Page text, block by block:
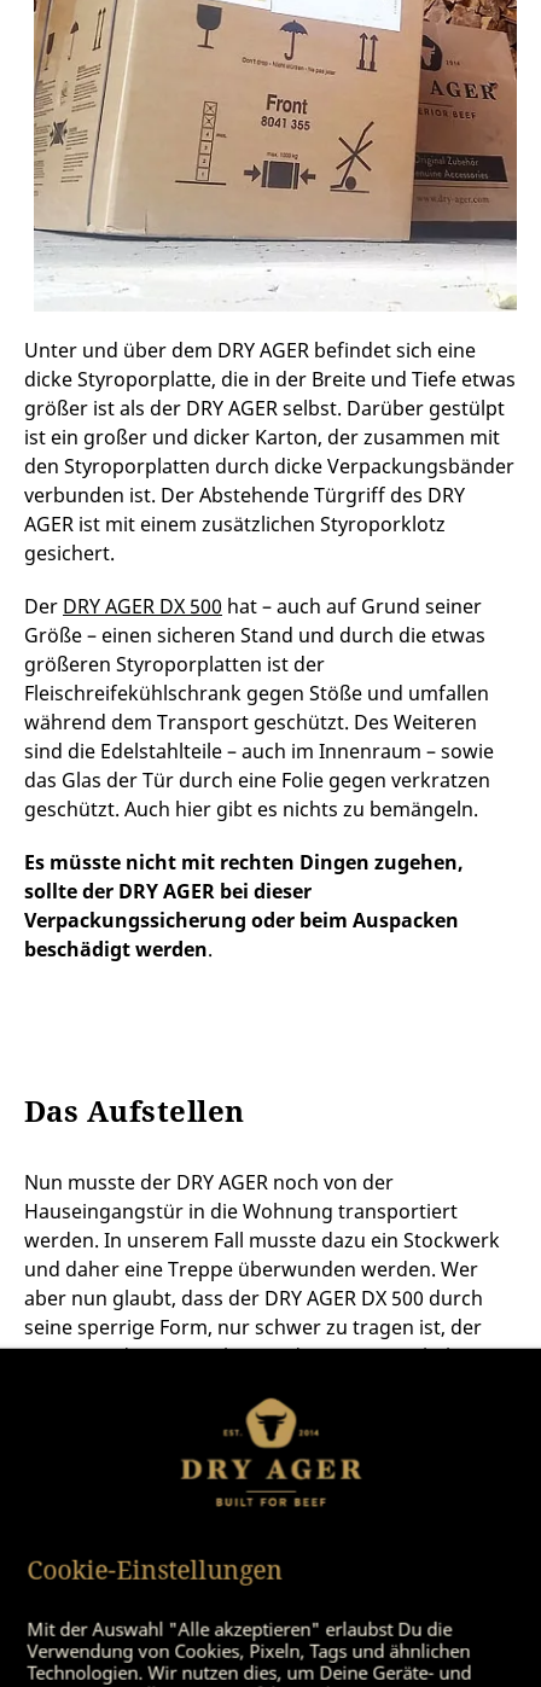
Unter und über dem DRY AGER befindet sich eine
dicke Styroporplatte, die in der Breite und Tiefe etwas
größer ist als der DRY AGER selbst. Darüber gestülpt
ist ein großer und dicker Karton, der zusammen mit
den Styroporplatten durch dicke Verpackungsbänder
verbunden ist. Der Abstehende Türgriff des DRY
AGER ist mit einem zusätzlichen Styroporklotz
gesichert.
Der DRY AGER DX 500 hat – auch auf Grund seiner
Größe – einen sicheren Stand und durch die etwas
größeren Styroporplatten ist der
Fleischreifekühlschrank gegen Stöße und umfallen
während dem Transport geschützt. Des Weiteren
sind die Edelstahlteile – auch im Innenraum – sowie
das Glas der Tür durch eine Folie gegen verkratzen
geschützt. Auch hier gibt es nichts zu bemängeln.
Es müsste nicht mit rechten Dingen zugehen,
sollte der DRY AGER bei dieser
Verpackungssicherung oder beim Auspacken
beschädigt werden.
Das Aufstellen
Nun musste der DRY AGER noch von der
Hauseingangstür in die Wohnung transportiert
werden. In unserem Fall musste dazu ein Stockwerk
und daher eine Treppe überwunden werden. Wer
aber nun glaubt, dass der DRY AGER DX 500 durch
seine sperrige Form, nur schwer zu tragen ist, der
irrt.Denn die Konstrukteure des DRY AGER haben
der Rückseite des Reifekühlschrankes eingeplant.
diesen guten Griffmöglichkeiten und einer zweiten
helfenden Hand, lässt sich der DRY AGER
Eine weitere Raffinesse zeigt sich auf ebenem
Untergrund. Gehalten an den Tragegriffen und leicht
rollen und kann so an den Bestimmungsort in der
Wohnung gebracht werden. Wieder in die
Cookie-Einstellungen
Mit der Auswahl "Alle akzeptieren" erlaubst Du die
Verwendung von Cookies, Pixeln, Tags und ähnlichen
Technologien. Wir nutzen dies, um Deine Geräte- und